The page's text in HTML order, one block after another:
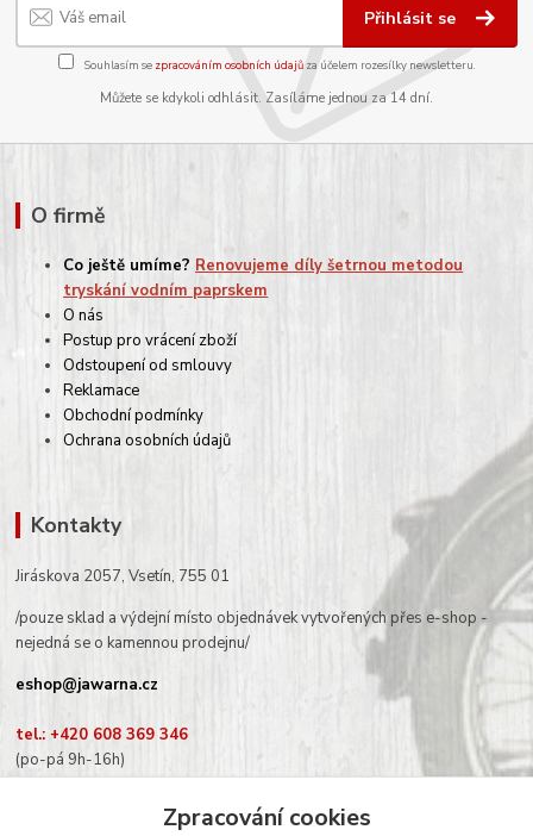
Přihlásit se
Souhlasím se zpracováním osobních údajůza účelem rozesílky newsletteru.
Můžete se kdykoli odhlásit. Zasíláme jednou za 14 dní.
O firmě
Co ještě umíme? Renovujeme díly šetrnou metodou
tryskání vodním paprskem
O nás
Postup pro vrácení zboží
Odstoupení od smlouvy
Reklamace
Obchodní podmínky
Ochrana osobních údajů
Kontakty
Jiráskova 2057, Vsetín, 755 01
/pouze sklad a výdejní místo objednávek vytvořených přes e-shop -
nejedná se o kamennou prodejnu/
eshop@jawarna.cz
tel.: +420 608 369 346
(po-pá 9h-16h)
Zpracování cookies